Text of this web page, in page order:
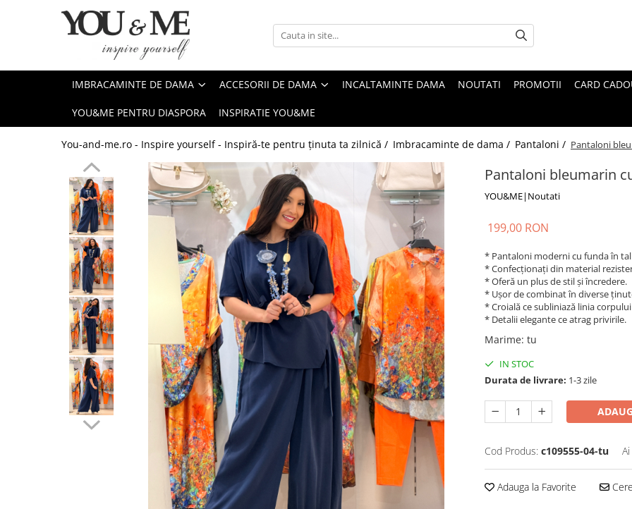
Imbracaminte de dama
Geci si jachete
Rochii de zi
Rochii de eveniment
Compleuri si costume
Tricouri si topuri
Costume de baie
Accesorii de dama
Coliere si brose
IMBRACAMINTE DE DAMA ACCESORII DE DAMA INCALTAMINTE DAMA NOUTATI PROMOTII CARD
YOU&ME PENTRU DIASPORA INSPIRATIE YOU&ME
You-and-me.ro - Inspire yourself - Inspiră-te pentru ținuta ta zilnică / Imbracaminte de dama / Pantaloni / Pantaloni
Pantaloni bleumarin
YOU&ME|Noutati
199,00 RON
* Pantaloni moderni cu funda în
* Confecționați din material
* Oferă un plus de stil și încredere.
* Ușor de combinat în diverse
* Croială ce subliniază linia
* Detalii elegante ce atrag privirile.
Marime: tu
IN STOC
Durata de livrare: 1-3 zile
Cod Produs: c109555-04-tu
Adauga la Favorite